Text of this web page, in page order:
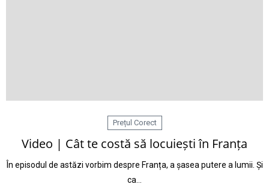
Prețul Corect
Video | Cât te costă să locuiești în Franța
În episodul de astăzi vorbim despre Franța, a șasea putere a lumii. Și
ca…